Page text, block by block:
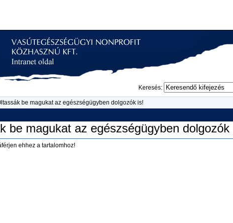
Keresés:
be magukat az egészségügyben dolgozók is!
be magukat az egészségügyben dolgozók
ehhez a tartalomhoz!